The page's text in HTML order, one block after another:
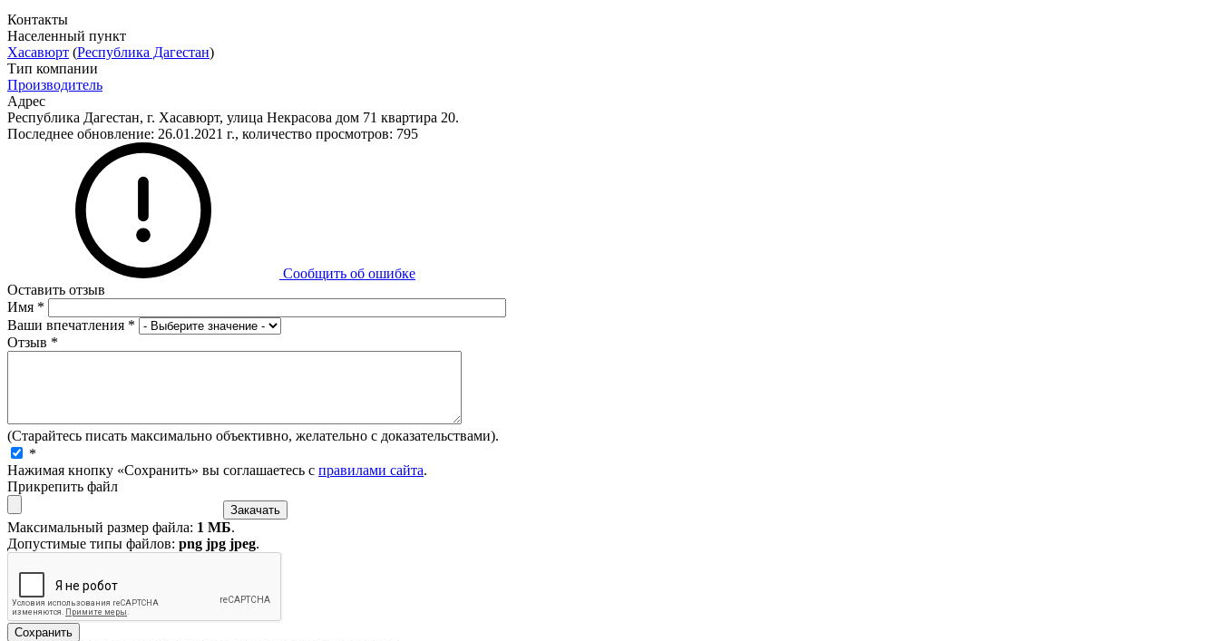
Контакты
Населенный пункт
Хасавюрт (Республика Дагестан)
Тип компании
Производитель
Адрес
Республика Дагестан, г. Хасавюрт, улица Некрасова дом 71 квартира 20.
Последнее обновление: 26.01.2021 г., количество просмотров: 795
Сообщить об ошибке
Оставить отзыв
Имя *
Ваши впечатления *
Отзыв *
(Старайтесь писать максимально объективно, желательно с доказательствами).
*
Нажимая кнопку «Сохранить» вы соглашаетесь с правилами сайта.
Прикрепить файл
Максимальный размер файла: 1 МБ.
Допустимые типы файлов: png jpg jpeg.